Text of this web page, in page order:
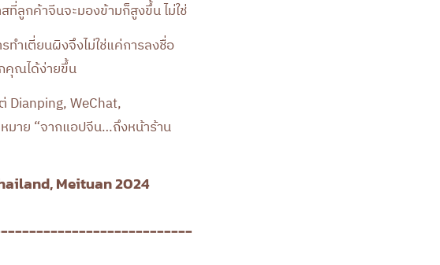
ที่ลูกค้าจีนจะมองข้ามก็สูงขึ้น ไม่ใช่
ทำเตี่ยนผิงจึงไม่ใช่แค่การลงชื่อ
คุณได้ง่ายขึ้น
Dianping, WeChat,
มาย “จากแอปจีน…ถึงหน้าร้าน
Meituan 2024